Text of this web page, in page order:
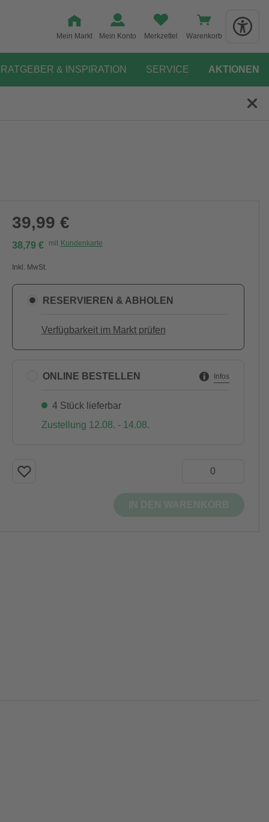
Mein Markt Mein Konto Merkzettel Warenkorb
RATGEBER & INSPIRATION SERVICE AKTIONEN
39,99 €
38,79 € mit Kundenkarte
Inkl. MwSt.
RESERVIEREN & ABHOLEN
Verfügbarkeit im Markt prüfen
ONLINE BESTELLEN Infos
4 Stück lieferbar
Zustellung 12.08. - 14.08.